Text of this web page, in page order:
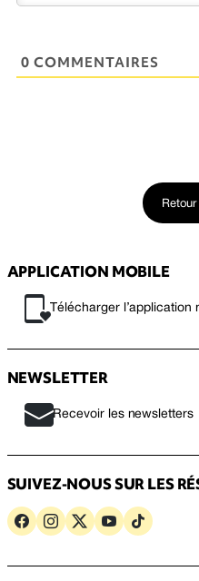
0 COMMENTAIRES
APPLICATION MOBILE
Télécharger l’application
NEWSLETTER
Recevoir les newsletters
SUIVEZ-NOUS SUR LES